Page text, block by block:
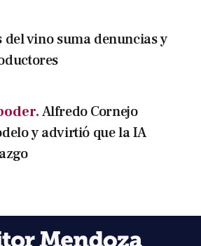
del vino suma denuncias y
Alfredo Cornejo
y advirtió que la IA